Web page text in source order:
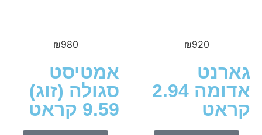
אדומה 2.94
אמטיסט
סגולה (זוג)